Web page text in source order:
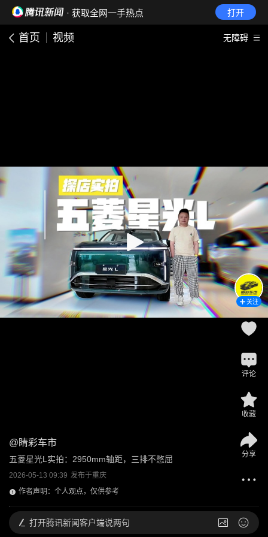
· 获取全网一手热点 打开
首页 视频 无障碍
@睛彩车市
五菱星光L实拍：2950mm轴距，三排不憋屈
2026-05-13 09:39 发布于重庆
作者声明：个人观点，仅供参考
关注
评论
收藏
分享
打开腾讯新闻客户端说两句